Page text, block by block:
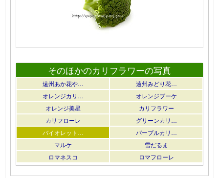
そのほかのカリフラワーの写真
遠州あか花や…
遠州みどり花…
オレンジカリ…
オレンジブーケ
オレンジ美星
カリフラワー
カリフローレ
グリーンカリ…
バイオレット…
パープルカリ…
マルケ
雪だるま
ロマネスコ
ロマフローレ